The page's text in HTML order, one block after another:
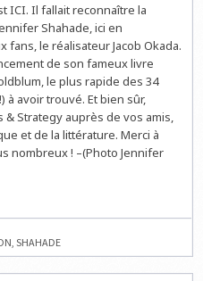
RÉPONSE
LA
QUESTION
PEOPLE
DU
ICI. Il fallait reconnaître la
Shahade, ici en
fans, le réalisateur Jacob Okada.
de son fameux livre
le plus rapide des 34
à avoir trouvé. Et bien sûr,
Strategy auprès de vos amis,
et de la littérature. Merci à
nombreux ! –(Photo Jennifer
,SHAHADE